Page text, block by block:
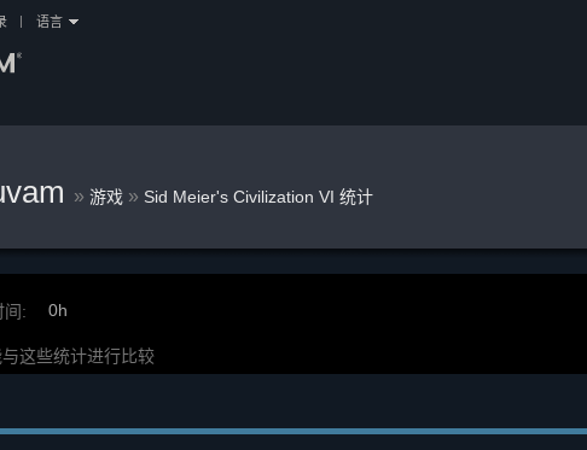
语言
» 游戏 » Sid Meier's Civilization VI 统计
间: 0h
这些统计进行比较